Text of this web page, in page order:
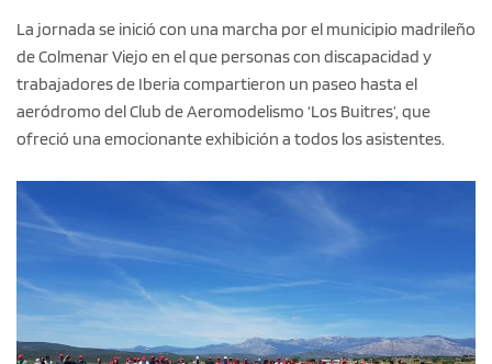
La jornada se inició con una marcha por el municipio madrileño
de Colmenar Viejo en el que personas con discapacidad y
trabajadores de Iberia compartieron un paseo hasta el
aeródromo del Club de Aeromodelismo ‘Los Buitres’, que
ofreció una emocionante exhibición a todos los asistentes.